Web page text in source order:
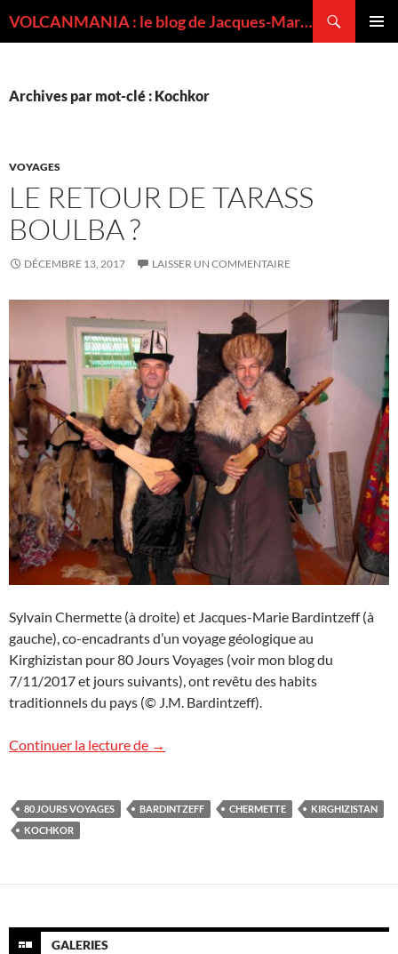
VOLCANMANIA : le blog de Jacques-Marie BARDINTZEFF, volcanologue
Archives par mot-clé : Kochkor
VOYAGES
LE RETOUR DE TARASS
BOULBA ?
DÉCEMBRE 13, 2017 LAISSER UN COMMENTAIRE
Sylvain Chermette (à droite) et Jacques-Marie Bardintzeff (à
gauche), co-encadrants d’un voyage géologique au
Kirghizistan pour 80 Jours Voyages (voir mon blog du
7/11/2017 et jours suivants), ont revêtu des habits
traditionnels du pays (© J.M. Bardintzeff).
Continuer la lecture de Le retour de Tarass Boulba ?
→
80 JOURS VOYAGES BARDINTZEFF CHERMETTE
KIRGHIZISTAN
KOCHKOR
GALERIES